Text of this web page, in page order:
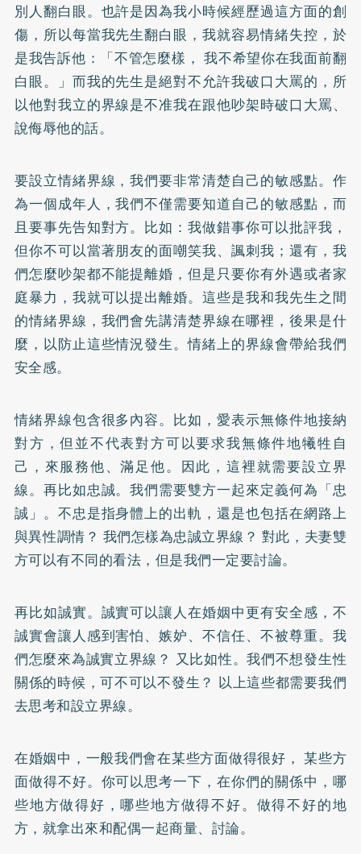
別人翻白眼。也許是因為我小時候經歷過這方面的創
傷，所以每當我先生翻白眼，我就容易情緒失控，於
是我告訴他：「不管怎麼樣， 我不希望你在我面前翻
白眼。」而我的先生是絕對不允許我破口大罵的，所
以他對我立的界線是不准我在跟他吵架時破口大罵、
說侮辱他的話。
要設立情緒界線，我們要非常清楚自己的敏感點。作
為一個成年人，我們不僅需要知道自己的敏感點，而
且要事先告知對方。比如：我做錯事你可以批評我，
但你不可以當著朋友的面嘲笑我、諷刺我；還有，我
們怎麼吵架都不能提離婚，但是只要你有外遇或者家
庭暴力，我就可以提出離婚。這些是我和我先生之間
的情緒界線，我們會先講清楚界線在哪裡，後果是什
麼，以防止這些情況發生。情緒上的界線會帶給我們
安全感。
情緒界線包含很多內容。比如，愛表示無條件地接納
對方，但並不代表對方可以要求我無條件地犧牲自
己，來服務他、滿足他。因此，這裡就需要設立界
線。再比如忠誠。我們需要雙方一起來定義何為「忠
誠」。不忠是指身體上的出軌，還是也包括在網路上
與異性調情？ 我們怎樣為忠誠立界線？ 對此，夫妻雙
方可以有不同的看法，但是我們一定要討論。
再比如誠實。誠實可以讓人在婚姻中更有安全感，不
誠實會讓人感到害怕、嫉妒、不信任、不被尊重。我
們怎麼來為誠實立界線？ 又比如性。我們不想發生性
關係的時候，可不可以不發生？ 以上這些都需要我們
去思考和設立界線。
在婚姻中，一般我們會在某些方面做得很好， 某些方
面做得不好。你可以思考一下，在你們的關係中，哪
些地方做得好，哪些地方做得不好。做得不好的地
方，就拿出來和配偶一起商量、討論。